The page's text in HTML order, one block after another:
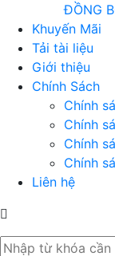
ĐỒNG
Khuyến Mãi
Tải tài liệu
Giới thiệu
Chính Sách
Chính
Chính
Chính
Chính
Liên hệ